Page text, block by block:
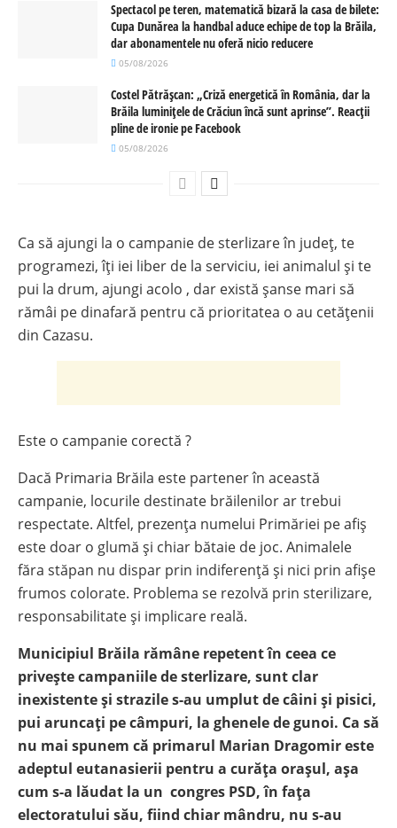
Spectacol pe teren, matematică bizară la casa de bilete:
Cupa Dunărea la handbal aduce echipe de top la Brăila,
dar abonamentele nu oferă nicio reducere
05/08/2026
Costel Pătrășcan: „Criză energetică în România, dar la
Brăila luminițele de Crăciun încă sunt aprinse”. Reacții
pline de ironie pe Facebook
05/08/2026
Ca să ajungi la o campanie de sterlizare în județ, te
programezi, îți iei liber de la serviciu, iei animalul și te
pui la drum, ajungi acolo , dar există șanse mari să
rămâi pe dinafară pentru că prioritatea o au cetățenii
din Cazasu.
Este o campanie corectă ?
Dacă Primaria Brăila este partener în această
campanie, locurile destinate brăilenilor ar trebui
respectate. Altfel, prezența numelui Primăriei pe afiș
este doar o glumă și chiar bătaie de joc. Animalele
făra stăpan nu dispar prin indiferență și nici prin afișe
frumos colorate. Problema se rezolvă prin sterilizare,
responsabilitate și implicare reală.
Municipiul Brăila rămâne repetent în ceea ce
privește campaniile de sterlizare, sunt clar
inexistente și strazile s-au umplut de câini și pisici,
pui aruncați pe câmpuri, la ghenele de gunoi. Ca să
nu mai spunem că primarul Marian Dragomir este
adeptul eutanasierii pentru a curăța orașul, așa
cum s-a lăudat la un congres PSD, în fața
electoratului său, fiind chiar mândru, nu s-au